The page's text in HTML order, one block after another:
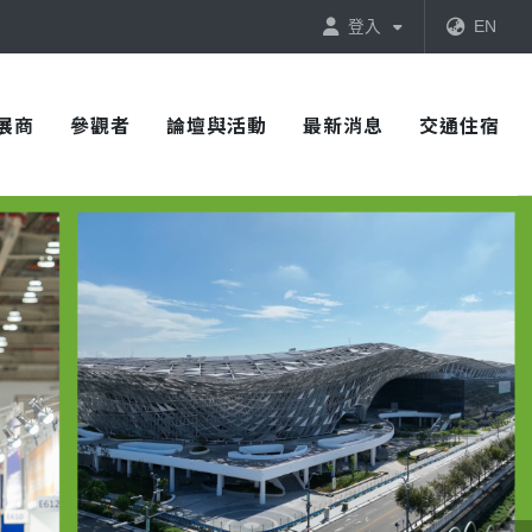
登入 EN
商 參觀者 論壇與活動 最新消息 交通住宿